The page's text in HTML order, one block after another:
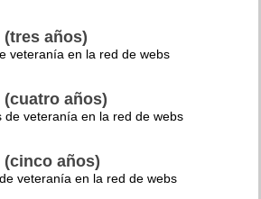
(tres años)
veteranía en la red de webs
(cuatro años)
de veteranía en la red de webs
(cinco años)
veteranía en la red de webs